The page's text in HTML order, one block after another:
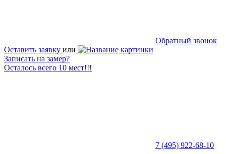
Обратный звонок
Оставить заявку или
Записать на замер?
Осталось всего 10 мест!!!
7 (495) 922-68-10